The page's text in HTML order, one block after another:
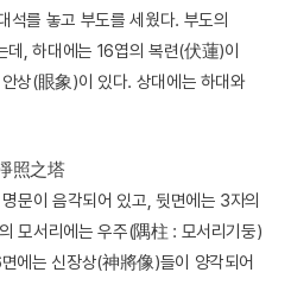
석를 놓고 부도를 세웠다. 부도의
데, 하대에는 16엽의 복련(伏蓮)이
상(眼象)이 있다. 상대에는 하대와
照之塔
문이 음각되어 있고, 뒷면에는 3자의
모서리에는 우주(隅柱 : 모서리기둥)
에는 신장상(神將像)들이 양각되어